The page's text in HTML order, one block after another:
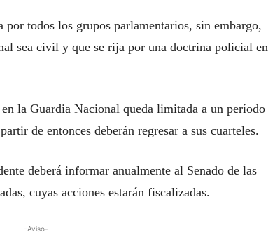
por todos los grupos parlamentarios, sin embargo,
sea civil y que se rija por una doctrina policial en
la Guardia Nacional queda limitada a un período
de entonces deberán regresar a sus cuarteles.
deberá informar anualmente al Senado de las
cuyas acciones estarán fiscalizadas.
-Aviso-